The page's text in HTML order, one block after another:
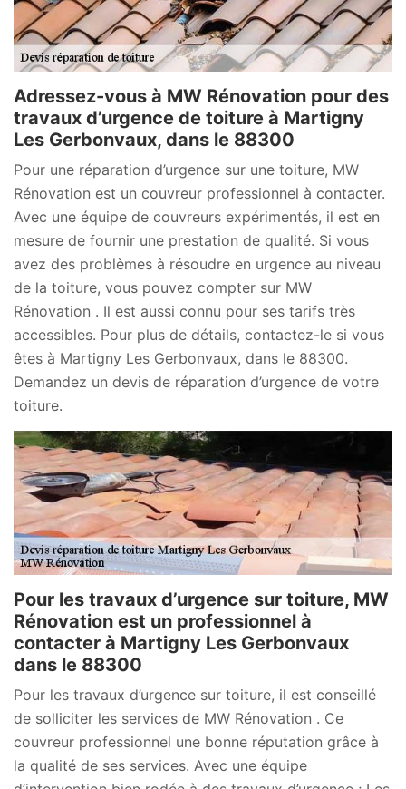
Adressez-vous à MW Rénovation pour des
travaux d’urgence de toiture à Martigny
Les Gerbonvaux, dans le 88300
Pour une réparation d’urgence sur une toiture, MW
Rénovation est un couvreur professionnel à contacter.
Avec une équipe de couvreurs expérimentés, il est en
mesure de fournir une prestation de qualité. Si vous
avez des problèmes à résoudre en urgence au niveau
de la toiture, vous pouvez compter sur MW
Rénovation . Il est aussi connu pour ses tarifs très
accessibles. Pour plus de détails, contactez-le si vous
êtes à Martigny Les Gerbonvaux, dans le 88300.
Demandez un devis de réparation d’urgence de votre
toiture.
Pour les travaux d’urgence sur toiture, MW
Rénovation est un professionnel à
contacter à Martigny Les Gerbonvaux
dans le 88300
Pour les travaux d’urgence sur toiture, il est conseillé
de solliciter les services de MW Rénovation . Ce
couvreur professionnel une bonne réputation grâce à
la qualité de ses services. Avec une équipe